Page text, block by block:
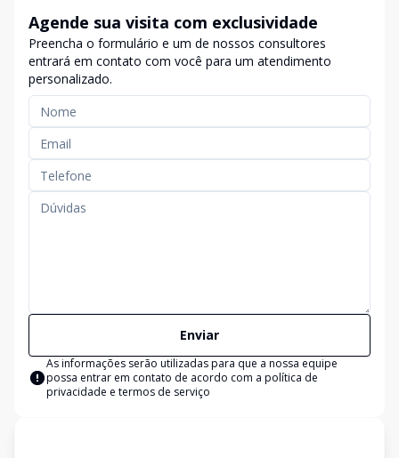
Agende sua visita com exclusividade
Preencha o formulário e um de nossos consultores
entrará em contato com você para um atendimento
personalizado.
Enviar
As informações serão utilizadas para que a nossa equipe
possa entrar em contato de acordo com a política de
privacidade e termos de serviço